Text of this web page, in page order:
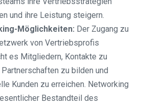
und ihre Leistung steigern.
Möglichkeiten: Der Zugang zu
von Vertriebsprofis
es Mitgliedern, Kontakte zu
zu bilden und
Kunden zu erreichen. Networking
Bestandteil des